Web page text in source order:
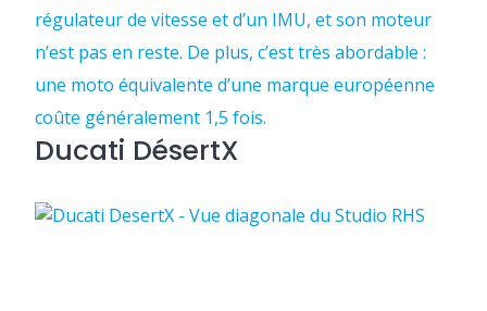
régulateur de vitesse et d’un IMU, et son moteur
n’est pas en reste. De plus, c’est très abordable :
une moto équivalente d’une marque européenne
coûte généralement 1,5 fois.
Ducati DésertX